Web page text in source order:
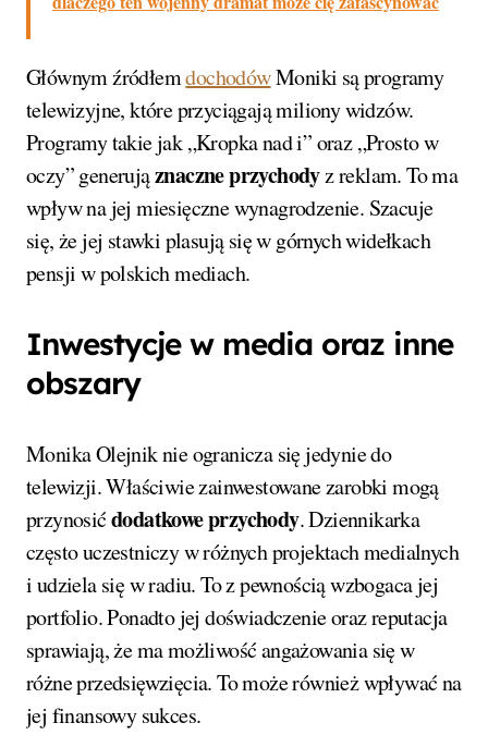
Głównym źródłemdochodówMoniki są programy
telewizyjne, które przyciągają miliony widzów.
Programy takie jak „Kropka nad i” oraz „Prosto w
oczy” generująznaczne przychodyz reklam. To ma
wpływ na jej miesięczne wynagrodzenie. Szacuje
się, że jej stawki plasują się w górnych widełkach
pensji w polskich mediach.
Inwestycje w media oraz inne
obszary
Monika Olejnik nie ogranicza się jedynie do
telewizji. Właściwie zainwestowane zarobki mogą
przynosićdodatkowe przychody. Dziennikarka
często uczestniczy w różnych projektach medialnych
i udziela się w radiu. To z pewnością wzbogaca jej
portfolio. Ponadto jej doświadczenie oraz reputacja
sprawiają, że ma możliwość angażowania się w
różne przedsięwzięcia. To może również wpływać na
jej finansowy sukces.